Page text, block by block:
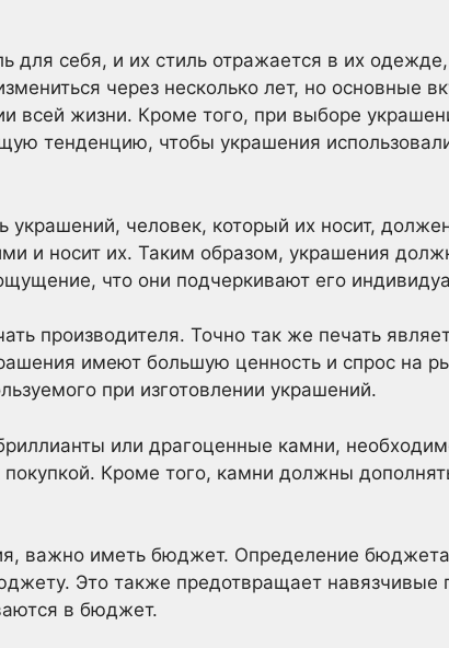
для себя, и их стиль отражается в их
через несколько лет, но основные
всей жизни. Кроме того, при выборе
тенденцию, чтобы украшения
человек, который их носит,
и носит их. Таким образом, украшения
что они подчеркивают его
производителя. Точно так же печать
имеют большую ценность и спрос на
при изготовлении украшений.
или драгоценные камни,
Кроме того, камни должны
важно иметь бюджет. Определение бюджета
Это также предотвращает навязчивые
в бюджет.